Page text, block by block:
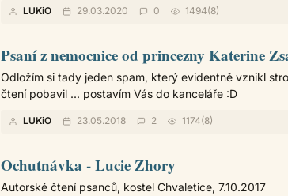
LUKiO 29.03.2020 0 1494(8)
Psaní z nemocnice od princezny Katerine
Odložím si tady jeden spam, který evidentně vznikl
čtení pobavil ... postavím Vás do kanceláře :D
LUKiO 23.05.2018 2 1174(8)
Ochutnávka - Lucie Zhory
Autorské čtení psanců, kostel Chvaletice, 7.10.2017